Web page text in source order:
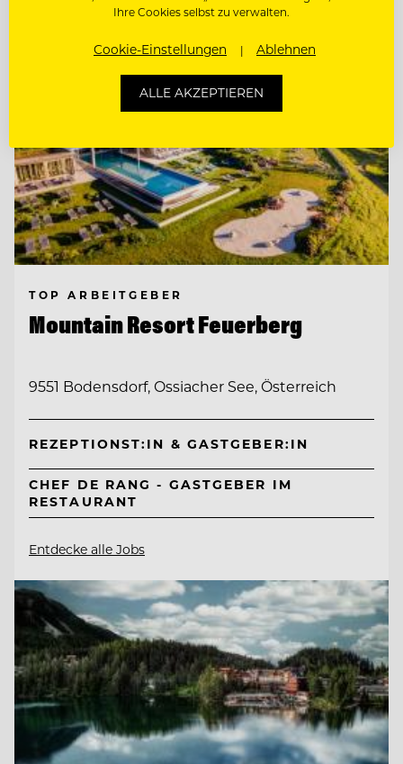
TOP ARBEITGEBER
Mountain Resort Feuerberg
9551 Bodensdorf, Ossiacher See, Österreich
REZEPTIONST:IN & GASTGEBER:IN
CHEF DE RANG - GASTGEBER IM
RESTAURANT
Entdecke alle Jobs
Ihre Cookies selbst zu verwalten.
Cookie-Einstellungen Ablehnen
ALLE AKZEPTIEREN